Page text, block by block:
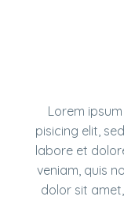
Lorem
pisicing elit,
labore et
veniam, quis
dolor sit